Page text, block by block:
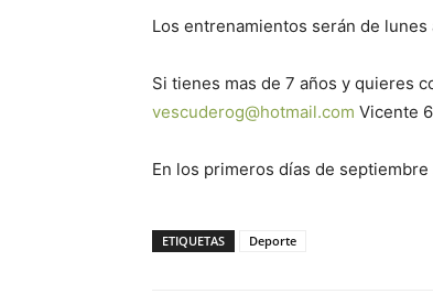
Los entrenamientos serán de
Si tienes mas de 7 años y quieres
vescuderog@hotmail.com Vicente
En los primeros días de
ETIQUETAS Deporte